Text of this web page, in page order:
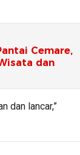
Cemare,
dan
dan lancar,”